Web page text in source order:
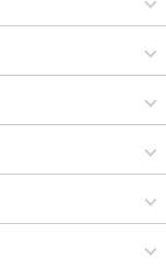
×パーティー
切×パーティー
×パーティー
バル
タリアンバールジェノベーゼ